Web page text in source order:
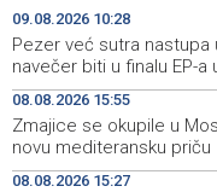
09:28
Kušljugić:
za očuvanje zdravlja srca
U jami
rudara
09:20
Gosti iz regiona
umjesto mora izabrali
09.08.2026 10:28
Pezer već sutra nastupa
navečer biti u finalu EP-a
08.08.2026 15:55
Zmajice se okupile u
novu mediteransku priču
08.08.2026 15:27